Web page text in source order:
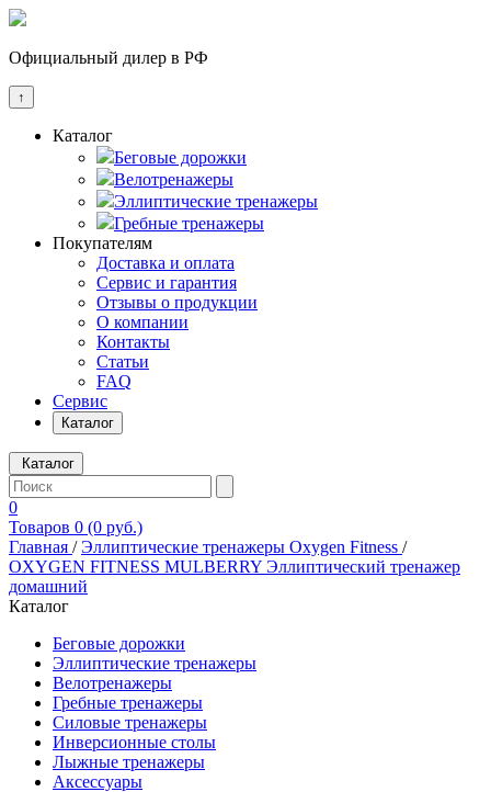
Официальный дилер в РФ
↑
Каталог
Беговые дорожки
Велотренажеры
Эллиптические тренажеры
Гребные тренажеры
Покупателям
Доставка и оплата
Сервис и гарантия
Отзывы о продукции
О компании
Контакты
Статьи
FAQ
Сервис
Каталог
Каталог
0
Товаров 0 (0 руб.)
Главная /Эллиптические тренажеры Oxygen Fitness /
OXYGEN FITNESS MULBERRY Эллиптический тренажер
домашний
Каталог
Беговые дорожки
Эллиптические тренажеры
Велотренажеры
Гребные тренажеры
Силовые тренажеры
Инверсионные столы
Лыжные тренажеры
Аксессуары